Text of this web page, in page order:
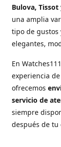
Bulova,
una amplia
tipo de gustos
elegantes,
En
experiencia
ofrecemos
servicio de
siempre
después de tu